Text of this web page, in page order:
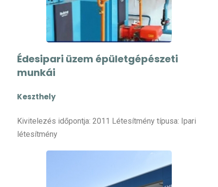
Édesipari üzem épületgépészeti
munkái
Keszthely
Kivitelezés időpontja: 2011 Létesítmény típusa: Ipari
létesítmény